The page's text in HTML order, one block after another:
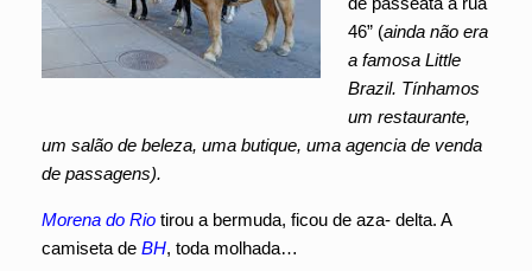
46” (ainda não era
a famosa Little
Brazil. Tínhamos
um restaurante,
um salão de beleza, uma butique, uma agencia de venda
de passagens).
Morena do Rio tirou a bermuda, ficou de aza- delta. A
camiseta de BH, toda molhada…